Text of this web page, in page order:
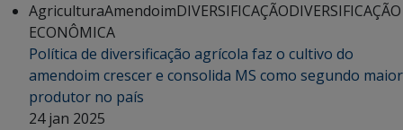
AgriculturaAmendoimDIVERSIFICAÇÃODIVERSIFICAÇÃO
ECONÔMICA
Política de diversificação agrícola faz o cultivo do
amendoim crescer e consolida MS como segundo maior
produtor no país
24 jan 2025